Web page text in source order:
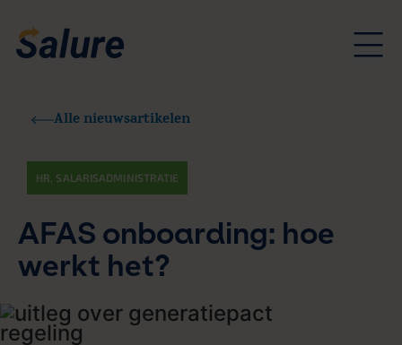
Alle nieuwsartikelen
HR, SALARISADMINISTRATIE
AFAS onboarding: hoe
werkt het?